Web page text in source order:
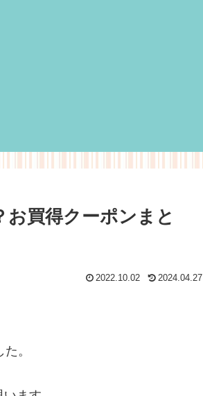
買得クーポンまと
2022.10.02 2024.04.27
。